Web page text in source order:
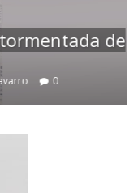
2 noviembre, 2024